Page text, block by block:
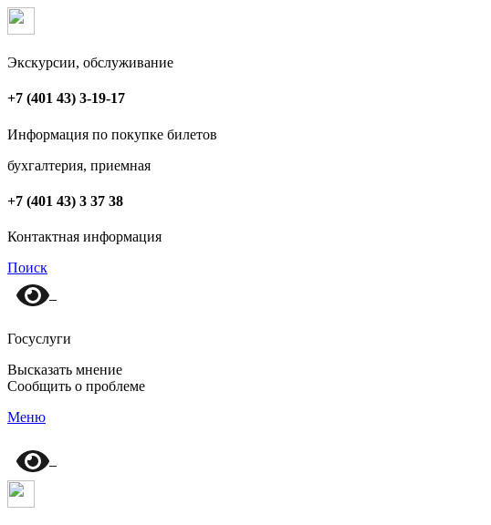
Экскурсии, обслуживание
+7 (401 43) 3-19-17
Информация по покупке билетов
бухгалтерия, приемная
+7 (401 43) 3 37 38
Контактная информация
Поиск
Госуслуги
Высказать мнение
Сообщить о проблеме
Меню